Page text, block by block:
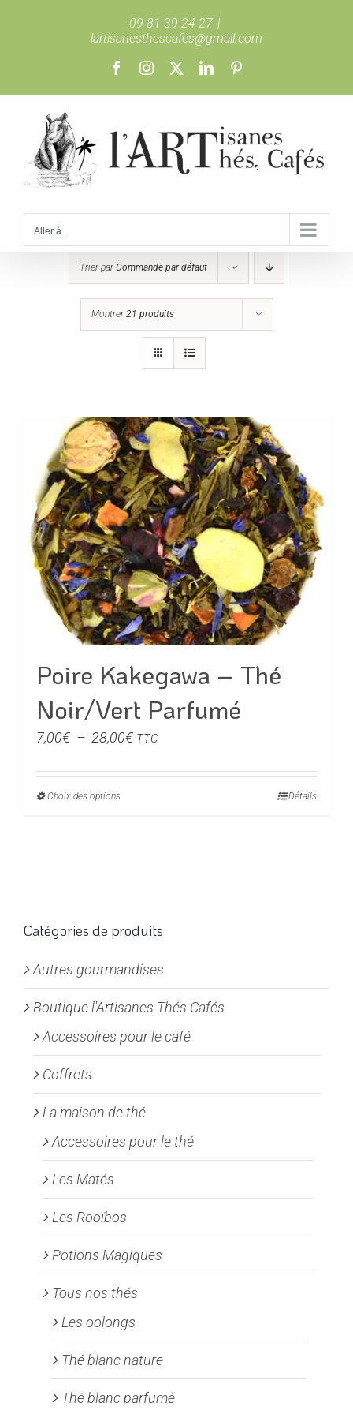
09 81 39 24 27 |
lartisanesthescafes@gmail.com
FacebookInstagram LinkedIn
Aller à...
Trier parCommande par défaut
Montrer21 produits
Poire Kakegawa – Thé
Noir/Vert Parfumé
7,00€ – 28,00€Plage
prix :
TTC
Choix des optionsCe
options
être
choisies
sur
la
page
produit
Détails
Catégories de produits
Autres gourmandises
Boutique l'Artisanes Thés Cafés
Accessoires pour le café
Coffrets
La maison de thé
Accessoires pour le thé
Les Matés
Les Rooïbos
Potions Magiques
Tous nos thés
Les oolongs
Thé blanc nature
Thé blanc parfumé